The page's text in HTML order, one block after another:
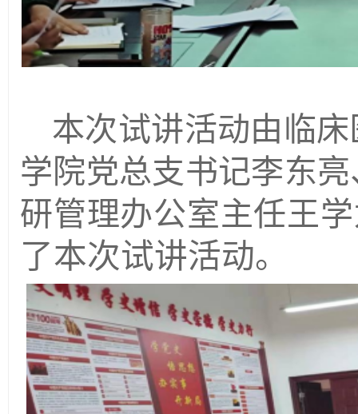
本次试讲活动由临
学院党总支书记李东
研管理办公室主任王
了本次试讲活动。